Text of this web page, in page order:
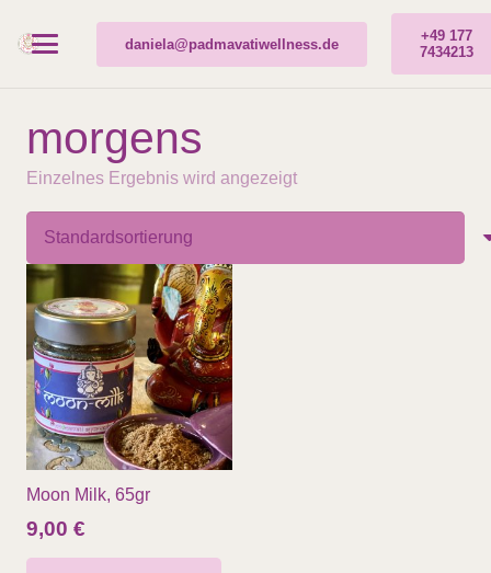
daniela@padmavatiwellness.de
+49 177
7434213
morgens
Einzelnes Ergebnis wird angezeigt
Moon Milk, 65gr
9,00 €